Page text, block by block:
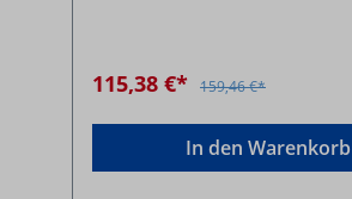
115,38 €* 159,46 €*
In den Warenkorb